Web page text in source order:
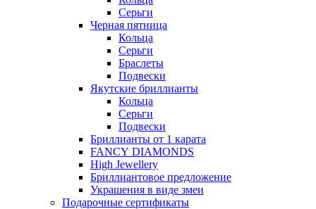
Серьги
Черная пятница
Кольца
Серьги
Браслеты
Подвески
Якутские бриллианты
Кольца
Серьги
Подвески
Бриллианты от 1 карата
FANCY DIAMONDS
High Jewellery
Бриллиантовое предложение
Украшения в виде змеи
Подарочные сертификаты